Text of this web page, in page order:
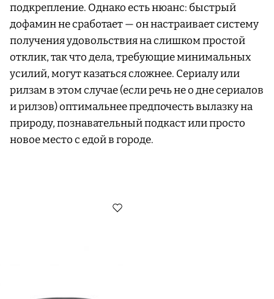
подкрепление. Однако есть нюанс: быстрый
дофамин не сработает — он настраивает систему
получения удовольствия на слишком простой
отклик, так что дела, требующие минимальных
усилий, могут казаться сложнее. Сериалу или
рилзам в этом случае (если речь не о дне сериалов
и рилзов) оптимальнее предпочесть вылазку на
природу, познавательный подкаст или просто
новое место с едой в городе.